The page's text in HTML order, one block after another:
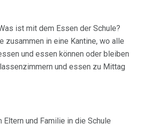
ist mit dem Essen der Schule?
zusammen in eine Kantine, wo alle
und essen können oder bleiben
und essen zu Mittag
Eltern und Familie in die Schule